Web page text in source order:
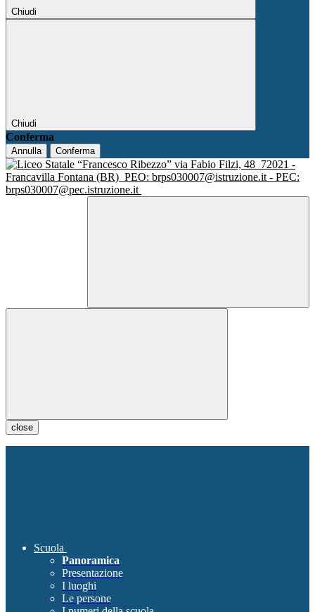
Chiudi
Chiudi
Conferma
Annulla Conferma
via Fabio Filzi, 48 72021 -
Francavilla Fontana (BR) PEO: brps030007@istruzione.it - PEC:
brps030007@pec.istruzione.it
close
Scuola
Panoramica
Presentazione
I luoghi
Le persone